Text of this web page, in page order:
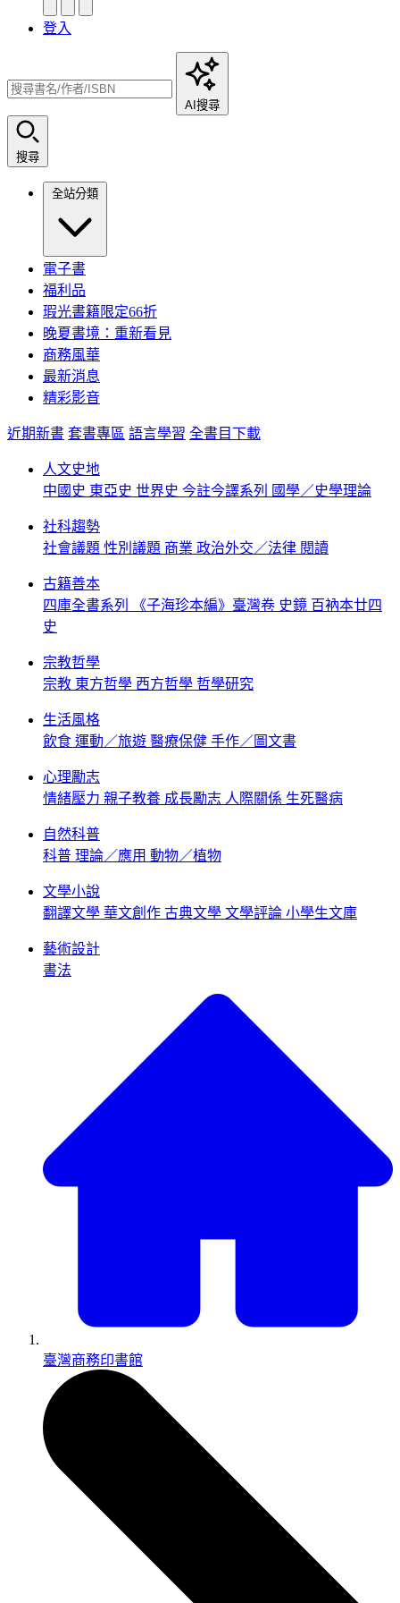
登入
AI搜尋
搜尋
全站分類
電子書
福利品
瑕光書籍限定66折
晚夏書境：重新看見
商務風華
最新消息
精彩影音
近期新書 套書專區 語言學習 全書目下載
人文史地
中國史 東亞史 世界史 今註今譯系列 國學／史學理論
社科趨勢
社會議題 性別議題 商業 政治外交／法律 閱讀
古籍善本
四庫全書系列
《子海珍本編》臺灣卷 史鏡 百衲本廿四
史
宗教哲學
宗教 東方哲學 西方哲學 哲學研究
生活風格
飲食 運動／旅遊 醫療保健 手作／圖文書
心理勵志
情緒壓力 親子教養 成長勵志 人際關係 生死醫病
自然科普
科普 理論／應用 動物／植物
文學小說
翻譯文學 華文創作 古典文學 文學評論 小學生文庫
藝術設計
書法
臺灣商務印書館